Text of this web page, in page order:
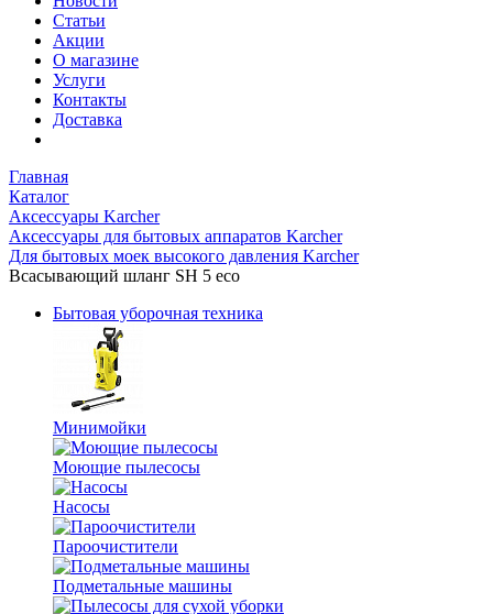
Статьи
Акции
О магазине
Услуги
Контакты
Доставка
Главная
Каталог
Аксессуары Karcher
Аксессуары для бытовых аппаратов Karcher
Для бытовых моек высокого давления Karcher
Всасывающий шланг SH 5 eco
Бытовая уборочная техника
Минимойки
Моющие пылесосы
Насосы
Пароочистители
Подметальные машины